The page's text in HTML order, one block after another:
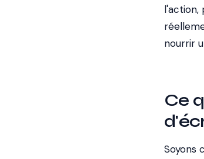
l'action,
nourrir
Ce
Soyons